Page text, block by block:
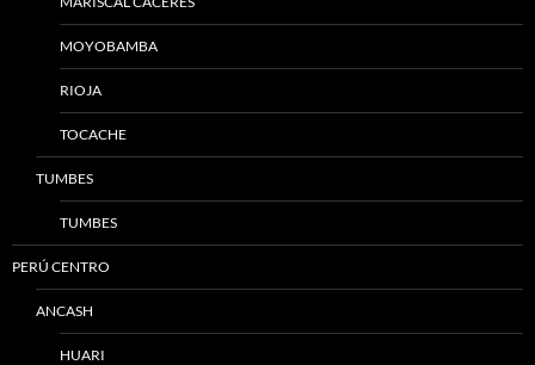
MOYOBAMBA
RIOJA
TOCACHE
TUMBES
TUMBES
PERÚ CENTRO
ANCASH
HUARI